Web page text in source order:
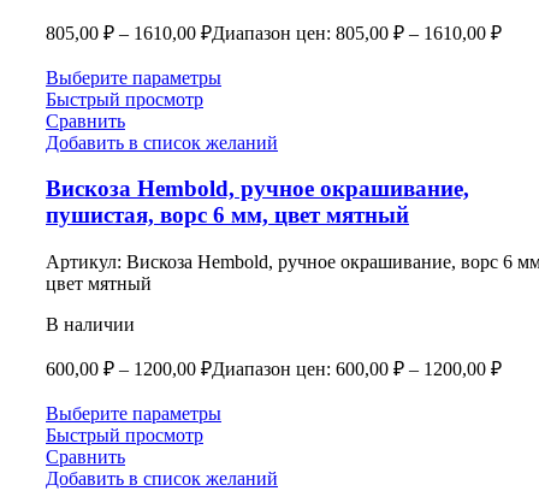
805,00 ₽ – 1610,00 ₽Диапазон цен: 805,00 ₽ – 1610,00 ₽
Выберите параметры
Быстрый просмотр
Сравнить
Добавить в список желаний
Вискоза Hembold, ручное окрашивание,
пушистая, ворс 6 мм, цвет мятный
Артикул: Вискоза Hembold, ручное окрашивание, ворс 6
цвет мятный
В наличии
600,00 ₽ – 1200,00 ₽Диапазон цен: 600,00 ₽ – 1200,00 ₽
Выберите параметры
Быстрый просмотр
Сравнить
Добавить в список желаний